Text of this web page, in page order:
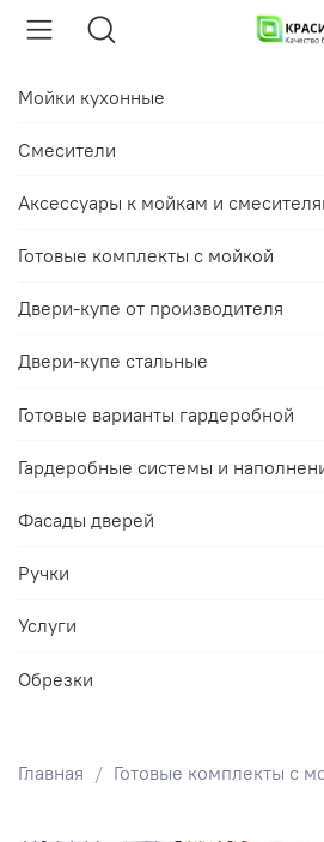
Главная Готовые комплекты с
Мойки кухонные
Смесители
Аксессуары к мойкам и
Готовые комплекты с мойкой
Двери-купе от производителя
Двери-купе стальные
Готовые варианты гардеробной
Гардеробные системы и
Фасады дверей
Ручки
Услуги
Обрезки